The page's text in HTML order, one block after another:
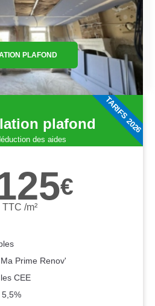
PLAFOND
plafond
des aides
€
TTC /m²
Prime Renov'
CEE
5,5%
TARIFS 2026